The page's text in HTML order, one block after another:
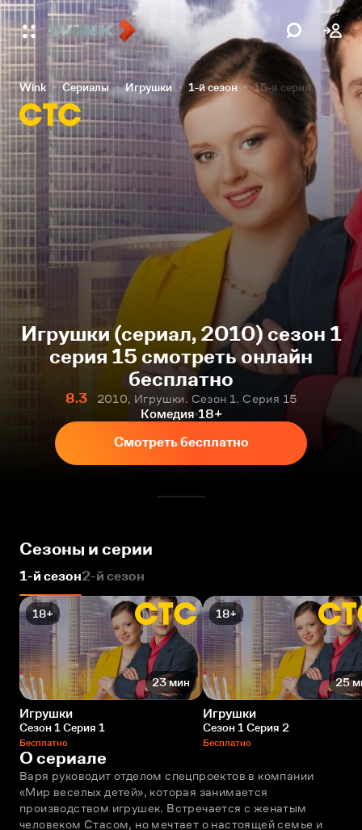
Wink Сериалы Игрушки 1-й сезон 15-я серия
Игрушки (сериал, 2010) сезон 1
серия 15 смотреть онлайн
бесплатно
8.3
2010, Игрушки. Сезон 1. Серия 15
Комедия 18+
Смотреть бесплатно
Сезоны и серии
1-й сезон2-й сезон
18+
23 мин
Игрушки
Сезон 1 Серия 1
Бесплатно
18+
25
Игрушки
Сезон 1 Серия 2
Бесплатно
О сериале
Варя руководит отделом спецпроектов в компании
«Мир веселых детей», которая занимается
производством игрушек. Встречается с женатым
человеком Стасом, но мечтает о настоящей семье и